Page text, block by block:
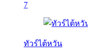
7
ทัวร์ไต้หวัน